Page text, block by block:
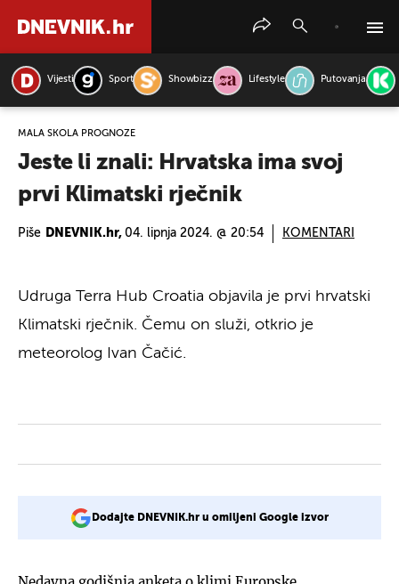
Vijesti Sport Showbizz Lifestyle Putovanja
MALA ŠKOLA PROGNOZE
Jeste li znali: Hrvatska ima svoj
prvi Klimatski rječnik
Piše DNEVNIK.hr, 04. lipnja 2024. @ 20:54 KOMENTARI
Udruga Terra Hub Croatia objavila je prvi hrvatski
Klimatski rječnik. Čemu on služi, otkrio je
meteorolog Ivan Čačić.
Dodajte DNEVNIK.hr u omiljeni Google izvor
PRETRAŽITE VIJESTI